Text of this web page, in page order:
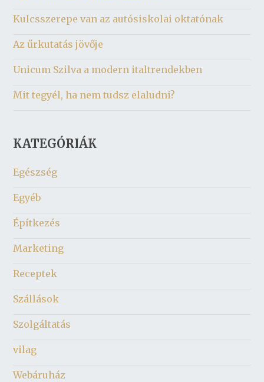
Kulcsszerepe van az autósiskolai oktatónak
Az űrkutatás jövője
Unicum Szilva a modern italtrendekben
Mit tegyél, ha nem tudsz elaludni?
KATEGÓRIÁK
Egészség
Egyéb
Építkezés
Marketing
Receptek
Szállások
Szolgáltatás
vilag
Webáruház